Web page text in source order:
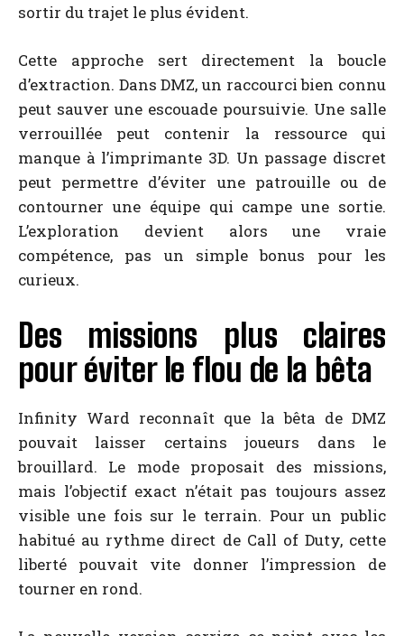
sortir du trajet le plus évident.
Cette approche sert directement la boucle
d’extraction. Dans DMZ, un raccourci bien connu
peut sauver une escouade poursuivie. Une salle
verrouillée peut contenir la ressource qui
manque à l’imprimante 3D. Un passage discret
peut permettre d’éviter une patrouille ou de
contourner une équipe qui campe une sortie.
L’exploration devient alors une vraie
compétence, pas un simple bonus pour les
curieux.
Des missions plus claires
pour éviter le flou de la bêta
Infinity Ward reconnaît que la bêta de DMZ
pouvait laisser certains joueurs dans le
brouillard. Le mode proposait des missions,
mais l’objectif exact n’était pas toujours assez
visible une fois sur le terrain. Pour un public
habitué au rythme direct de Call of Duty, cette
liberté pouvait vite donner l’impression de
tourner en rond.